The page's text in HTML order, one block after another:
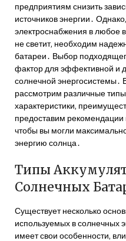
предприятиям снизить
источников энергии․
электроснабжения в любое
не светит‚ необходим
батареи․ Выбор
фактор для эффективной и
солнечной энергосистемы․
рассмотрим различные типы
характеристики‚
предоставим рекомендации
чтобы вы могли
энергию солнца․
Типы
Солнечных
Существует несколько
используемых в солнечных
имеет свои особенности‚